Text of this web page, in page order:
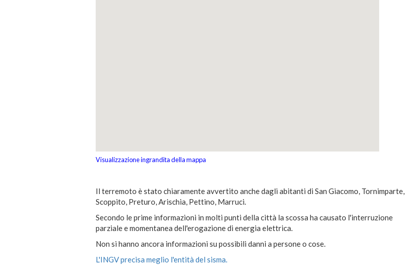
Visualizzazione ingrandita della mappa
Il terremoto è stato chiaramente avvertito anche dagli abitanti di San Giacomo, Tornimparte,
Scoppito, Preturo, Arischia, Pettino, Marruci.
Secondo le prime informazioni in molti punti della città la scossa ha causato l'interruzione
parziale e momentanea dell'erogazione di energia elettrica.
Non si hanno ancora informazioni su possibili danni a persone o cose.
L'INGV precisa meglio l'entità del sisma.